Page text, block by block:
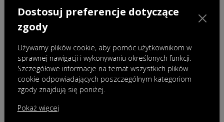
Kontakt Zapraszamy do kontaktu
Dostosuj preferencje dotyczące
zgody
Używamy plików cookie, aby pomóc użytkownikom w
sprawnej nawigacji i wykonywaniu określonych funkcji.
Szczegółowe informacje na temat wszystkich plików
cookie odpowiadających poszczególnym kategoriom
zgody znajdują się poniżej.
Pokaż więcej